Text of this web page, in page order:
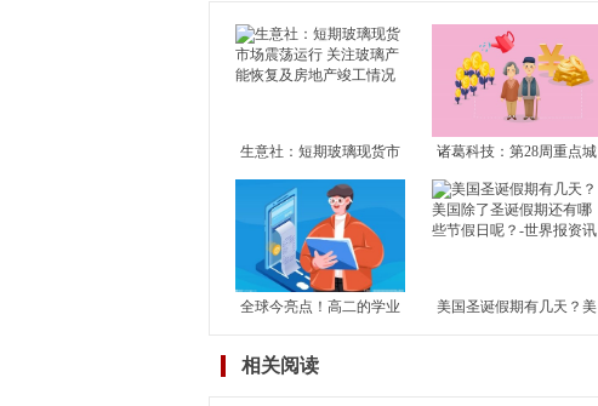
生意社：短期玻璃现货市
场震荡运行 关注玻璃产能
恢复及房地产竣工情况
诸葛科技：第28周重点城
市成交止升转降 北京新房
成交独升 其余14城全部下
全球今亮点！高二的学业
响？学考对高考到底有没
美国圣诞假期有几天？美
相关阅读